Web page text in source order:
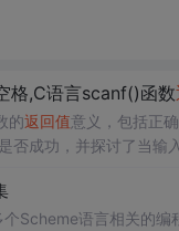
格,C语言scanf()函数
的返回值意义，包括正
否成功，并探讨了当输
Scheme语言相关的编